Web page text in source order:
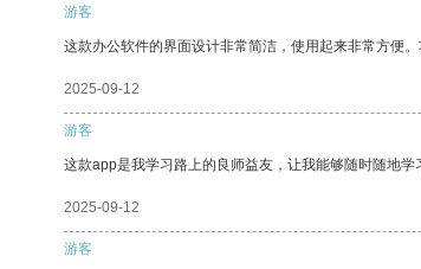
游客
这款办公软件的界面设计非常简洁，使用起来非常方便。
2025-09-12
游客
这款app是我学习路上的良师益友，让我能够随时随地学
2025-09-12
游客